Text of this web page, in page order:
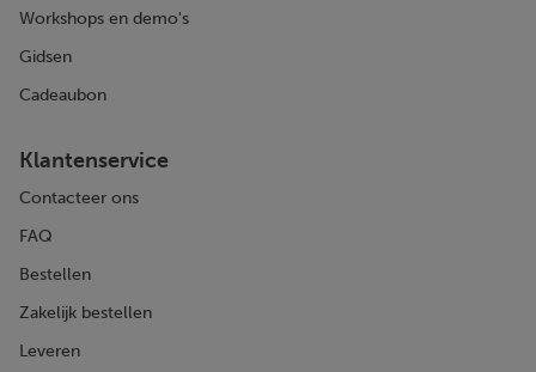
Workshops en demo's
Gidsen
Cadeaubon
Klantenservice
Contacteer ons
FAQ
Bestellen
Zakelijk bestellen
Leveren